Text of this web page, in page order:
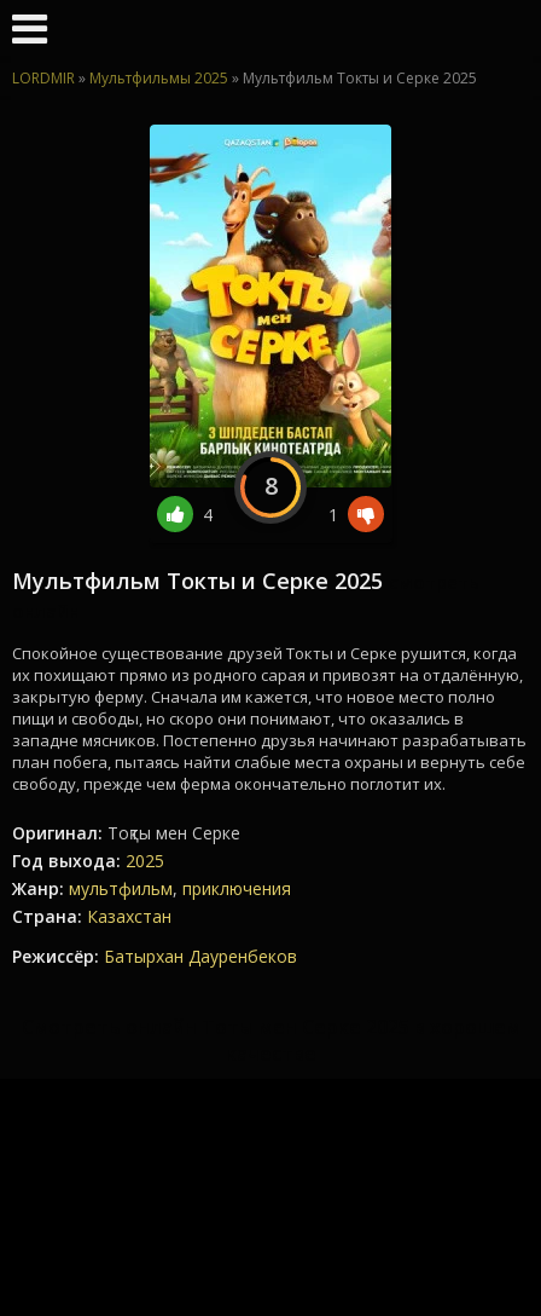
LORDMIR» Мультфильмы 2025 » Мультфильм Токты и Серке 2025
Мультфильм Токты и Серке 2025
Спокойное существование друзей Токты и Серке рушится, когда
их похищают прямо из родного сарая и привозят на отдалённую,
закрытую ферму. Сначала им кажется, что новое место полно
пищи и свободы, но скоро они понимают, что оказались в
западне мясников. Постепенно друзья начинают разрабатывать
план побега, пытаясь найти слабые места охраны и вернуть себе
свободу, прежде чем ферма окончательно поглотит их.
Оригинал: Тоқты мен Серке
Год выхода: 2025
Жанр: мультфильм, приключения
Страна: Казахстан
Режиссёр: Батырхан Дауренбеков
4
8
1